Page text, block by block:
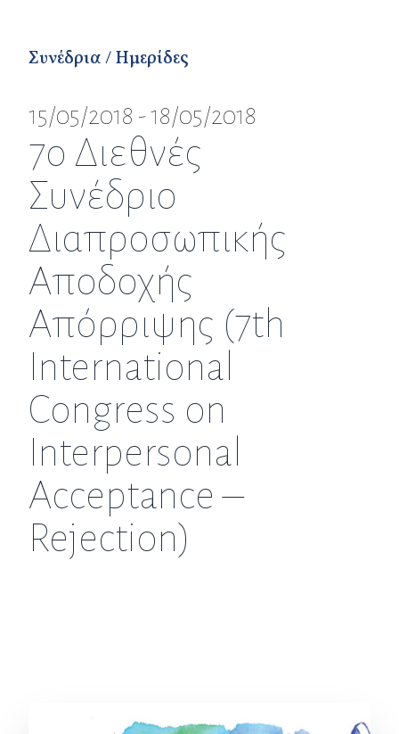
Συνέδρια / Ημερίδες
15/05/2018 - 18/05/2018
7ο Διεθνές
Συνέδριο
Διαπροσωπικής
Αποδοχής
Απόρριψης (7th
International
Congress on
Interpersonal
Acceptance –
Rejection)